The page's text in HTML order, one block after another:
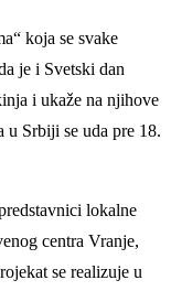
koja se svake
je i Svetski dan
i ukaže na njihove
u Srbiji se uda pre 18.
lokalne
centra Vranje,
se realizuje u